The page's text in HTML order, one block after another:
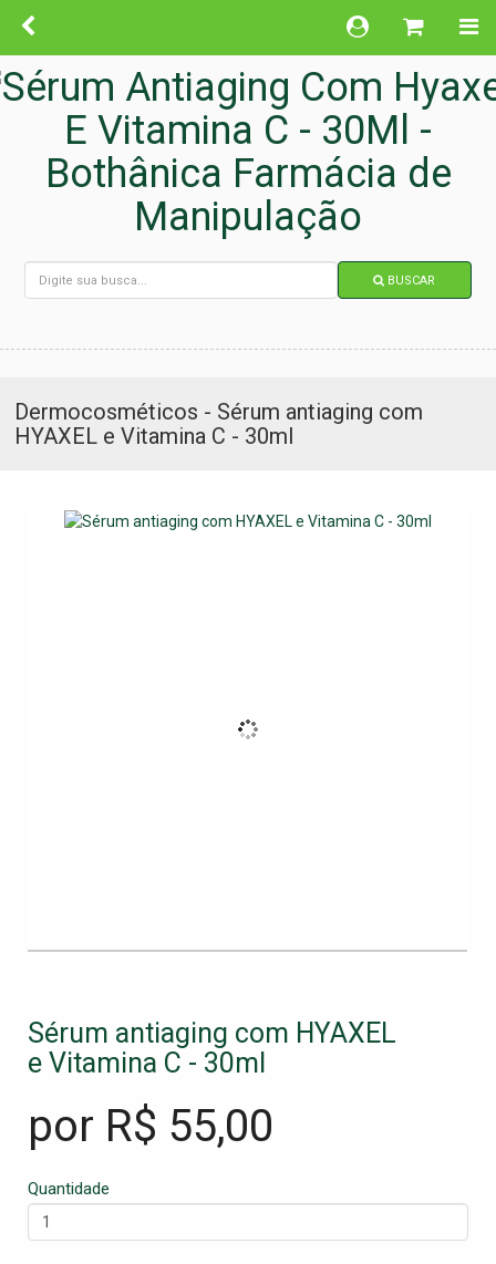
BUSCAR
Dermocosméticos - Sérum antiaging com
HYAXEL e Vitamina C - 30ml
Sérum antiaging com HYAXEL
e Vitamina C - 30ml
por R$ 55,00
Quantidade